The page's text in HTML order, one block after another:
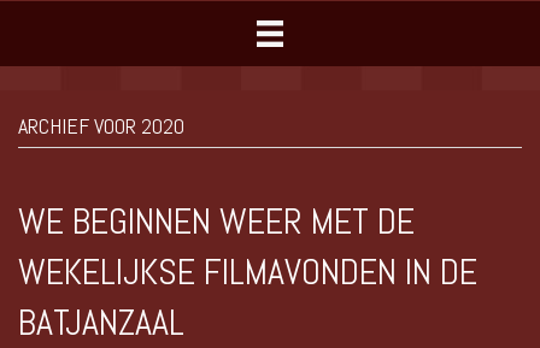
ARCHIEF VOOR 2020
WE BEGINNEN WEER MET DE
WEKELIJKSE FILMAVONDEN IN DE
BATJANZAAL